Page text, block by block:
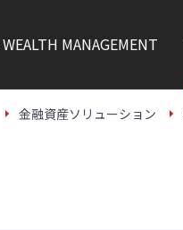
WEALTH MANAGEMENT
金融資産ソリューション